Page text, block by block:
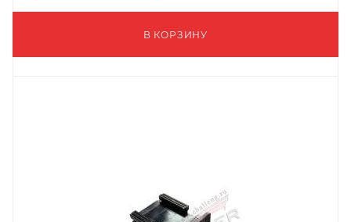
В КОРЗИНУ